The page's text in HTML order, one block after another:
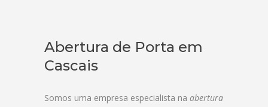
Abertura de Porta em
Cascais
Somos uma empresa especialista na abertura